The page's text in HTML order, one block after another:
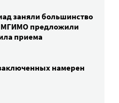
заняли большинство
предложили
приема
намерен